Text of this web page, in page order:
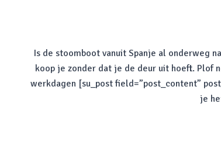
Is de stoomboot vanuit Spanje al onderweg
koop je zonder dat je de deur uit hoeft. Plof
werkdagen [su_post field=”post_content”
je